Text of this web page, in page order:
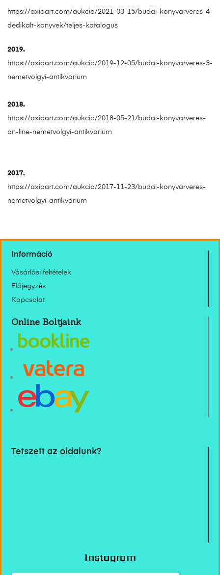
https://axioart.com/aukcio/2021-03-15/budai-konyvarveres-4-
dedikalt-konyvek/teljes-katalogus
2019.
https://axioart.com/aukcio/2019-12-05/budai-konyvarveres-3-
nemetvolgyi-antikvarium
2018.
https://axioart.com/aukcio/2018-05-21/budai-konyvarveres-
on-line-nemetvolgyi-antikvarium
2017.
https://axioart.com/aukcio/2017-11-23/budai-konyvarveres-
nemetvolgyi-antikvarium
Információ
Vásárlási feltételek
Előjegyzés
Kapcsolat
Online Boltjaink
Tetszett az oldalunk?
Instagram